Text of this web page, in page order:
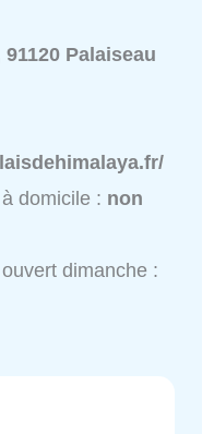
Palaiseau
domicile : non
dimanche :